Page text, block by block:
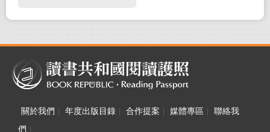
關於我們 年度出版目錄 合作提案 媒體專區
聯絡我
們